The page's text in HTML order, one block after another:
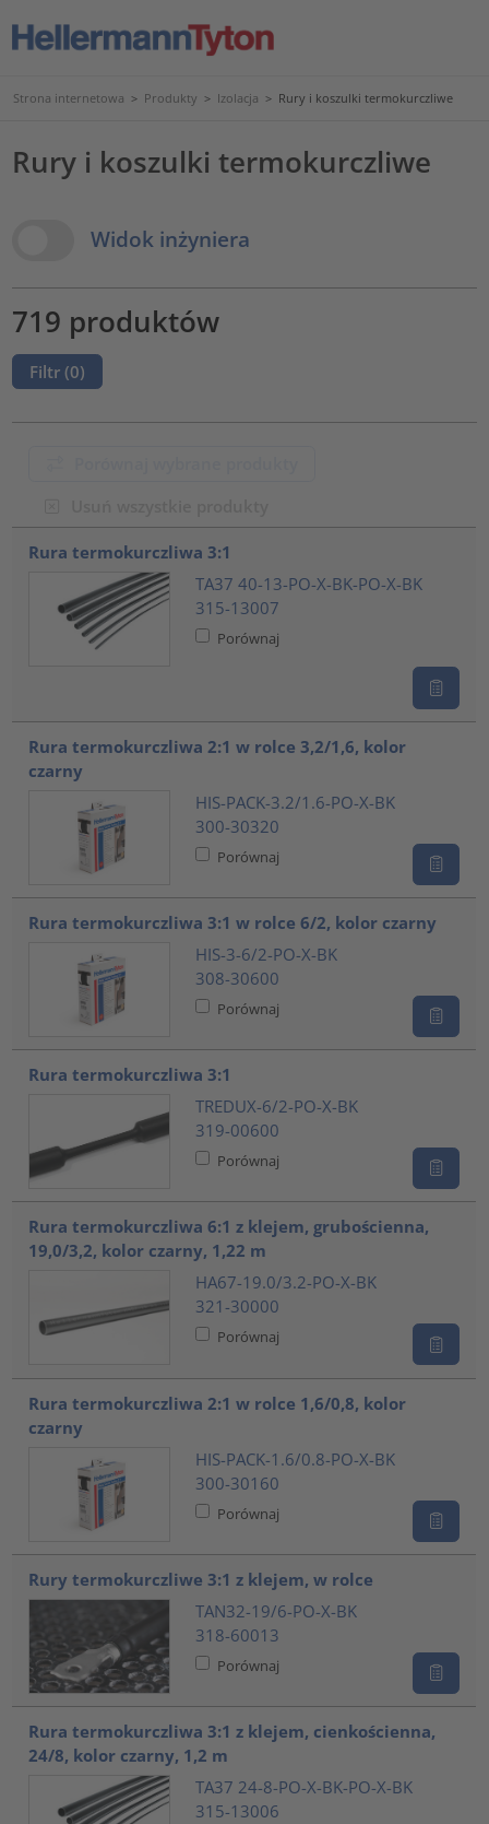
Strona internetowa > Produkty > Izolacja > Rury i koszulki termokurczliwe
Rury i koszulki termokurczliwe
View OptionsWidok inżyniera
719 produktów
Filtr (0)
Rura termokurczliwa 3:1
TA37 40-13-PO-X-BK-PO-X-BK
315-13007
Porównaj
Rura termokurczliwa 2:1 w rolce 3,2/1,6, kolor
czarny
HIS-PACK-3.2/1.6-PO-X-BK
300-30320
Porównaj
Rura termokurczliwa 3:1 w rolce 6/2, kolor czarny
HIS-3-6/2-PO-X-BK
308-30600
Porównaj
Rura termokurczliwa 3:1
TREDUX-6/2-PO-X-BK
319-00600
Porównaj
Rura termokurczliwa 6:1 z klejem, grubościenna,
19,0/3,2, kolor czarny, 1,22 m
HA67-19.0/3.2-PO-X-BK
321-30000
Porównaj
Rura termokurczliwa 2:1 w rolce 1,6/0,8, kolor
czarny
HIS-PACK-1.6/0.8-PO-X-BK
300-30160
Porównaj
Rury termokurczliwe 3:1 z klejem, w rolce
TAN32-19/6-PO-X-BK
318-60013
Porównaj
Rura termokurczliwa 3:1 z klejem, cienkościenna,
24/8, kolor czarny, 1,2 m
TA37 24-8-PO-X-BK-PO-X-BK
315-13006